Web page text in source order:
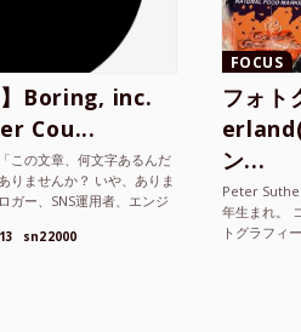
】Boring, inc.
Cou...
この文章、何文字あるんだ
りませんか？ いや、ありま
ガー、SNS運用者、エンジ
sn22000
FOCUS
フォ
ン...
Peter
年生まれ。
トグラフィ